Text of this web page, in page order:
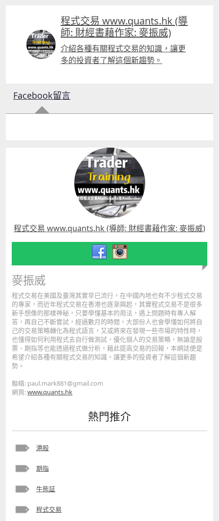
程式交易 www.quants.hk (導
師: 財經書藉作家: 麥振威)
介紹各種有關程式交易的知識，讓更
多的投資者了解這個新趨勢。
Facebook留言
程式交易 www.quants.hk (導師: 財經書藉作家: 麥振威)
麥振威
程式交易在美國及臺灣其實早已流行，在中國內地也有不少程式交易
的專家，而近年程式交易在香港也逐漸興起，其實程式交易不是很多
新手想像的那樣神秘，只要學懂基本的用法，遇上問題時有專人解
答，再自己不斷嘗試，經過數月的時間，大部份人也會學懂如何將自
己的交易策略轉化為程式語言，又或將來在發現一些市場的特性時，
也懂得如何利用程式去自行做測試，優化個人的交易策略，無論是股
票、期指等也能透過程式做分析，藉此提高交易的回報，本網誌便是
希望介紹各種有關程式交易的知識，讓更多的投資者了解這個新趨
勢。
聯絡: paul.mark881@gmail.com
網頁:www.quants.hk
熱門推介
港股
期指
牛熊証
程式交易